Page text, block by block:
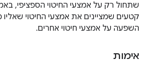
שתחול רק על אמצעי החיטוי הספציפי,
קטעים שמציינים את אמצעי החיטוי שאליו
השפעה על אמצעי חיטוי אחרים.
אימות